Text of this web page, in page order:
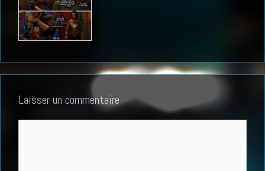
Laisser un commentaire